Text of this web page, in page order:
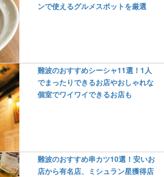
ンで使えるグルメスポットを厳選
難波のおすすめシーシャ11選！1人
でまったりできるお店やおしゃれな
個室でワイワイできるお店も
難波のおすすめ串カツ10選！安いお
店から有名店、ミシュラン星獲得店